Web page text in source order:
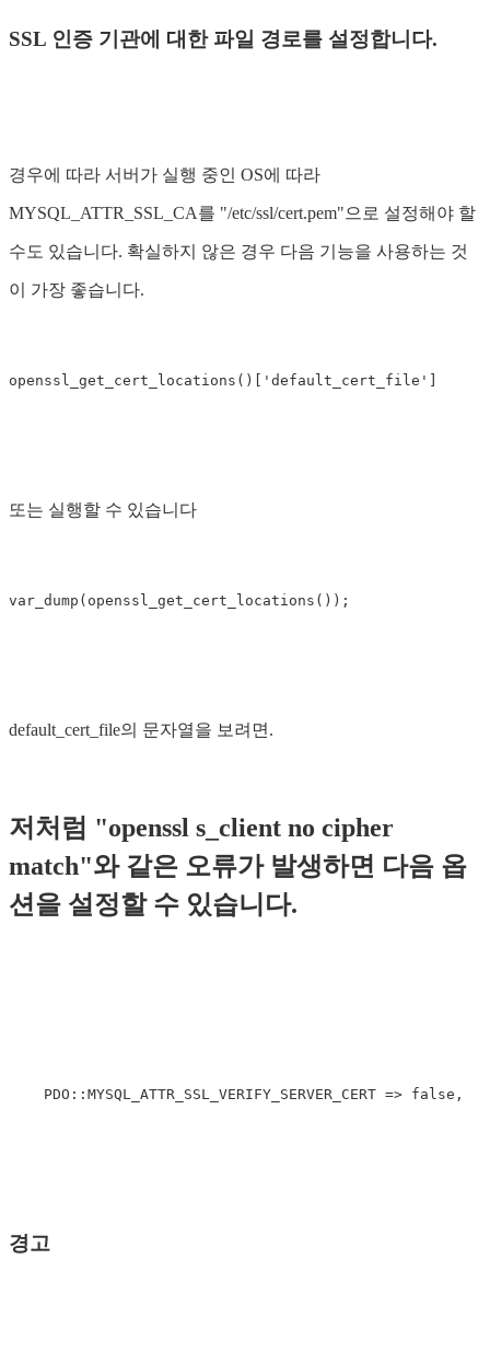
SSL 인증 기관에 대한 파일 경로를 설정합니다.
경우에 따라 서버가 실행 중인 OS에 따라
MYSQL_ATTR_SSL_CA를 "/etc/ssl/cert.pem"으로 설정해야 할
수도 있습니다. 확실하지 않은 경우 다음 기능을 사용하는 것
이 가장 좋습니다.
또는 실행할 수 있습니다
default_cert_file의 문자열을 보려면.
저처럼 "openssl s_client no cipher
match"와 같은 오류가 발생하면 다음 옵
션을 설정할 수 있습니다.
경고